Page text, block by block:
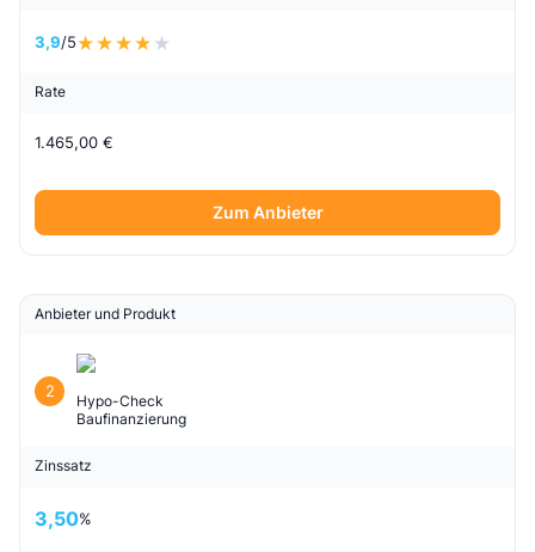
3,9/5
Rate
1.465,00 €
Zum Anbieter
Anbieter und Produkt
2
Hypo-Check
Baufinanzierung
Zinssatz
3,50%